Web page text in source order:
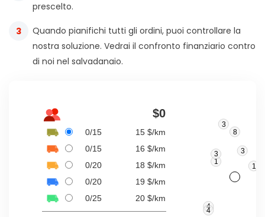
prescelto.
Quando pianifichi tutti gli ordini, puoi controllare la
nostra soluzione. Vedrai il confronto finanziario contro
di noi nel salvadanaio.